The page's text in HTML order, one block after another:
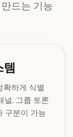
드는 기능
템
확하게 식별
널, 그룹 토론
구분이 가능